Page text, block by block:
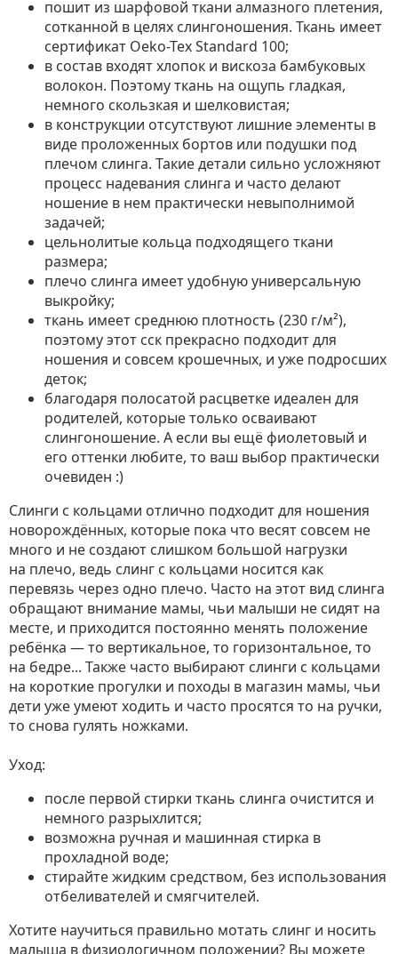
пошит из шарфовой ткани алмазного плетения,
сотканной в целях слингоношения. Ткань имеет
сертификат Oeko-Tex Standard 100;
в состав входят хлопок и вискоза бамбуковых
волокон. Поэтому ткань на ощупь гладкая,
немного скользкая и шелковистая;
в конструкции отсутствуют лишние элементы в
виде проложенных бортов или подушки под
плечом слинга. Такие детали сильно усложняют
процесс надевания слинга и часто делают
ношение в нем практически невыполнимой
задачей;
цельнолитые кольца подходящего ткани
размера;
плечо слинга имеет удобную универсальную
выкройку;
ткань имеет среднюю плотность (230 г/м²),
поэтому этот сск прекрасно подходит для
ношения и совсем крошечных, и уже подросших
деток;
благодаря полосатой расцветке идеален для
родителей, которые только осваивают
слингоношение. А если вы ещё фиолетовый и
его оттенки любите, то ваш выбор практически
очевиден :)
Слинги с кольцами отлично подходит для ношения
новорождённых, которые пока что весят совсем не
много и не создают слишком большой нагрузки
на плечо, ведь слинг с кольцами носится как
перевязь через одно плечо. Часто на этот вид слинга
обращают внимание мамы, чьи малыши не сидят на
месте, и приходится постоянно менять положение
ребёнка — то вертикальное, то горизонтальное, то
на бедре... Также часто выбирают слинги с кольцами
на короткие прогулки и походы в магазин мамы, чьи
дети уже умеют ходить и часто просятся то на ручки,
то снова гулять ножками.
Уход:
после первой стирки ткань слинга очистится и
немного разрыхлится;
возможна ручная и машинная стирка в
прохладной воде;
стирайте жидким средством, без использования
отбеливателей и смягчителей.
Хотите научиться правильно мотать слинг и носить
малыша в физиологичном положении? Вы можете